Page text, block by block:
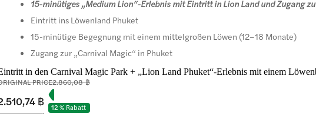
15-minütiges „Medium Lion“-Erlebnis mit Eintritt in Lion Land und Zugang
Eintritt ins Löwenland Phuket
15-minütige Begegnung mit einem mittelgroßen Löwen (12–18 Monate)
Zugang zur „Carnival Magic“ in Phuket
in den Carnival Magic Park + „Lion Land Phuket“-Erlebnis mit einem
PRICE2.860,08 ฿
฿
12 % Rabatt